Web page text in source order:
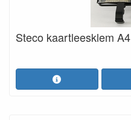
Steco kaartleesklem A4